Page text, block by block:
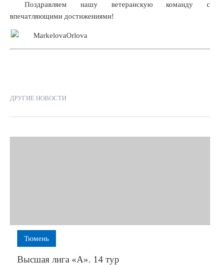
Поздравляем нашу ветеранскую команду с
впечатляющими достижениями!
ДРУГИЕ НОВОСТИ
Тюмень
Высшая лига «А». 14 тур